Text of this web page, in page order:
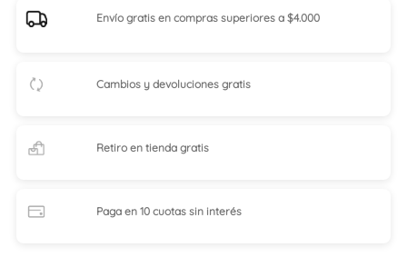
Envío gratis en compras superiores a $4.000
Cambios y devoluciones gratis
Retiro en tiendagratis
Paga en 10 cuotassin interés